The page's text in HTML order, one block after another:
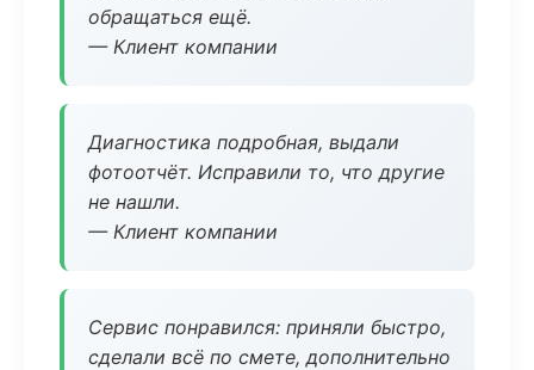
обращаться ещё.
— Клиент компании
Диагностика подробная, выдали
фотоотчёт. Исправили то, что другие
не нашли.
— Клиент компании
Сервис понравился: приняли быстро,
сделали всё по смете, дополнительно